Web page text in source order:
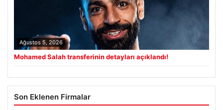
Ağustos 5, 2026
Mohamed Salah transferinin detayları açıklandı!
Son Eklenen Firmalar